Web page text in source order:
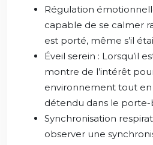
Régulation
capable de se calmer
est porté, même s’il
Éveil serein : Lorsqu’il
montre de l’intérêt
environnement tout
détendu dans le porte-
Synchronisation
observer une